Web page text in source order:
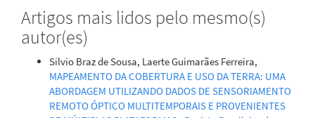
Artigos mais lidos pelo mesmo(s)
autor(es)
Silvio Braz de Sousa, Laerte Guimarães Ferreira,
MAPEAMENTO DA COBERTURA E USO DA TERRA: UMA
ABORDAGEM UTILIZANDO DADOS DE SENSORIAMENTO
REMOTO ÓPTICO MULTITEMPORAIS E PROVENIENTES